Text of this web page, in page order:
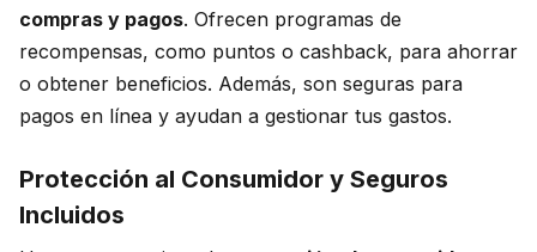
compras y pagos. Ofrecen programas de
recompensas, como puntos o cashback, para ahorrar
o obtener beneficios. Además, son seguras para
pagos en línea y ayudan a gestionar tus gastos.
Protección al Consumidor y Seguros
Incluidos